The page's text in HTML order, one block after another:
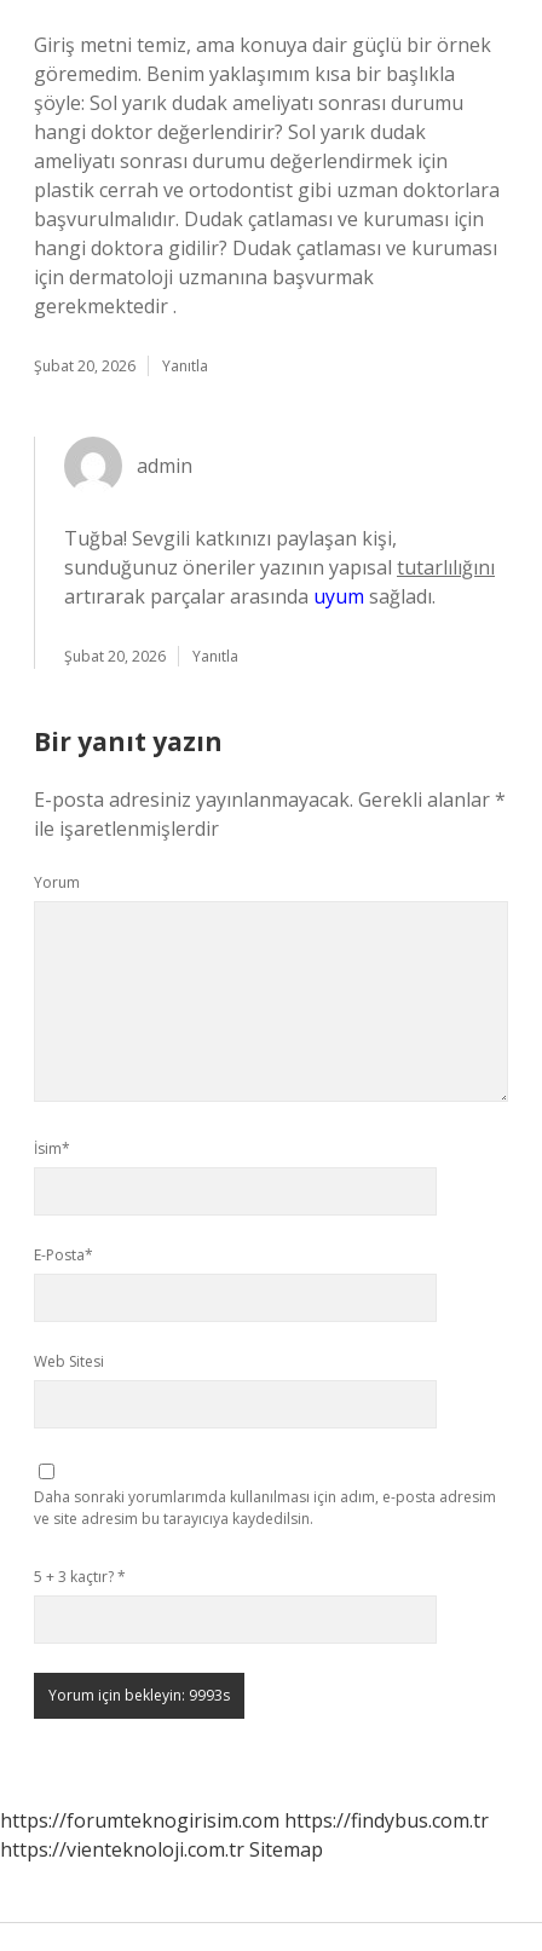
Giriş metni temiz, ama konuya dair güçlü bir örnek
göremedim. Benim yaklaşımım kısa bir başlıkla
şöyle: Sol yarık dudak ameliyatı sonrası durumu
hangi doktor değerlendirir? Sol yarık dudak
ameliyatı sonrası durumu değerlendirmek için
plastik cerrah ve ortodontist gibi uzman doktorlara
başvurulmalıdır. Dudak çatlaması ve kuruması için
hangi doktora gidilir? Dudak çatlaması ve kuruması
için dermatoloji uzmanına başvurmak
gerekmektedir .
Şubat 20, 2026 Yanıtla
admin
Tuğba! Sevgili katkınızı paylaşan kişi,
sunduğunuz öneriler yazının yapısal tutarlılığını
artırarak parçalar arasında uyum sağladı.
Şubat 20, 2026 Yanıtla
Bir yanıt yazın
E-posta adresiniz yayınlanmayacak. Gerekli alanlar*
ile işaretlenmişlerdir
Yorum
İsim*
E-Posta*
Web Sitesi
Daha sonraki yorumlarımda kullanılması için adım, e-posta adresim
ve site adresim bu tarayıcıya kaydedilsin.
5 + 3 kaçtır?*
https://forumteknogirisim.com https://findybus.com.tr
https://vienteknoloji.com.trSitemap